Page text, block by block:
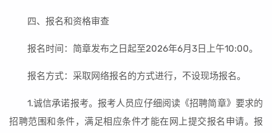
四、报名和资格审查
报名时间：简章发布之日起至2026年6月3日上午10:00。
报名方式：采取网络报名的方式进行，不设现场报名。
1.诚信承诺报考。报考人员应仔细阅读《招聘简章》要求的
招聘范围和条件，满足相应条件才能在网上提交报名申请。报